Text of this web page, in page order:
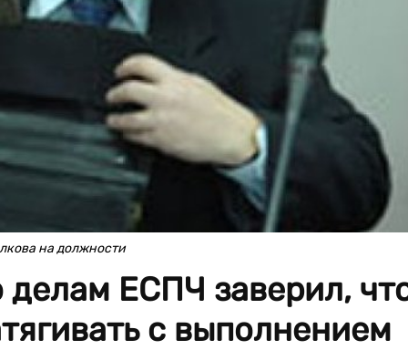
на должности
ЕСПЧ заверил,
с выполнением